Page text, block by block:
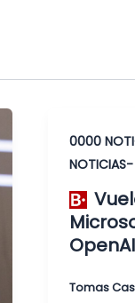
0000
OpenAI
Tomas